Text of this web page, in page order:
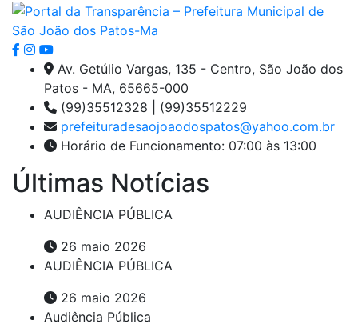
Av. Getúlio Vargas, 135 - Centro, São João dos
Patos - MA, 65665-000
(99)35512328 | (99)35512229
prefeituradesaojoaodospatos@yahoo.com.br
Horário de Funcionamento: 07:00 às 13:00
Últimas Notícias
AUDIÊNCIA PÚBLICA
26 maio 2026
AUDIÊNCIA PÚBLICA
26 maio 2026
Audiência Pública